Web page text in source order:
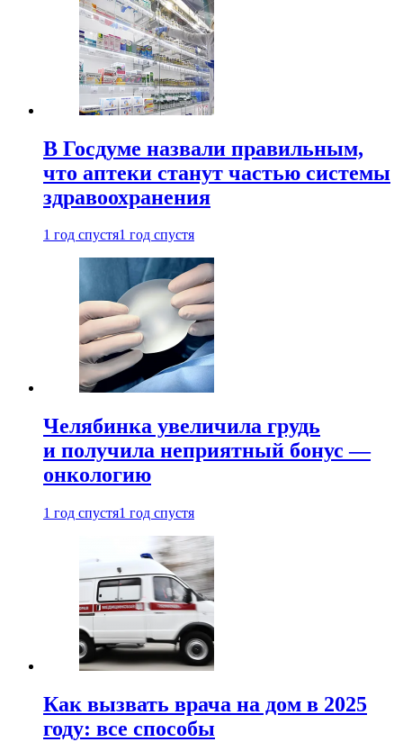
В Госдуме назвали правильным,
что аптеки станут частью системы
здравоохранения
1 год спустя1 год спустя
Челябинка увеличила грудь
и получила неприятный бонус —
онкологию
1 год спустя1 год спустя
Как вызвать врача на дом в 2025
году: все способы